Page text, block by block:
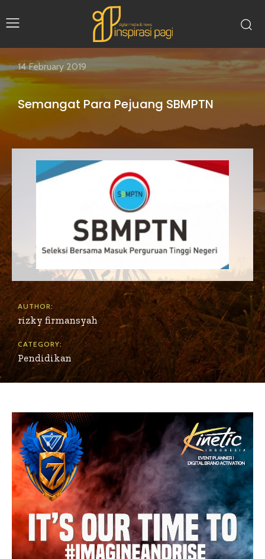
Semangat Para Pejuang SBMPTN
14 February 2019
AUTHOR:
rizky firmansyah
CATEGORY:
Pendidikan